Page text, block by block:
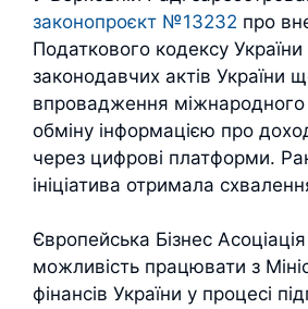
законопроєкт №13232 про
Податкового кодексу
законодавчих актів України
впровадження
обміну інформацією про
через цифрові платформи.
ініціатива отримала
Європейська Бізнес
можливість працювати з
фінансів України у процесі